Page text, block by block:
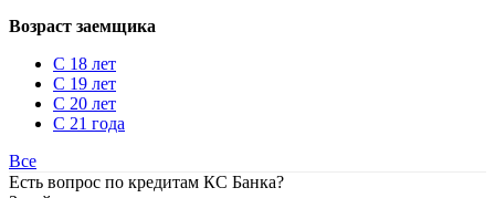
Возраст заемщика
С 18 лет
С 19 лет
С 20 лет
С 21 года
Все
Есть вопрос по кредитам КС Банка?